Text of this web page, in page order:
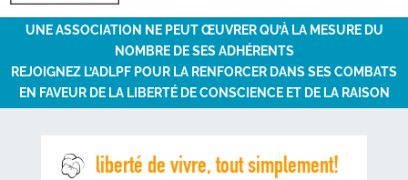
Sélectionner une page
UNE ASSOCIATION NE PEUT ŒUVRER QU’À LA MESURE DU
NOMBRE DE SES ADHÉRENTS
REJOIGNEZ L’ADLPF POUR LA RENFORCER DANS SES COMBATS
EN FAVEUR DE LA LIBERTÉ DE CONSCIENCE ET DE LA RAISON
liberté de vivre, tout simplement!